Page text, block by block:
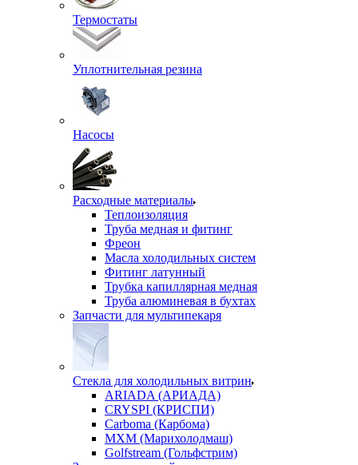
Термостаты
Уплотнительная резина
Насосы
Расходные материалы
Теплоизоляция
Труба медная и фитинг
Фреон
Масла холодильных систем
Фитинг латунный
Трубка капиллярная медная
Труба алюминевая в бухтах
Запчасти для мультипекаря
Стекла для холодильных витрин
ARIADA (АРИАДА)
CRYSPI (КРИСПИ)
Carboma (Карбома)
MXM (Марихолодмаш)
Golfstream (Гольфстрим)